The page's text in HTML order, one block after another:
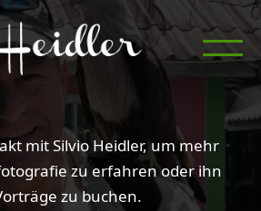
mit Silvio Heidler, um mehr
zu erfahren oder ihn
zu buchen.